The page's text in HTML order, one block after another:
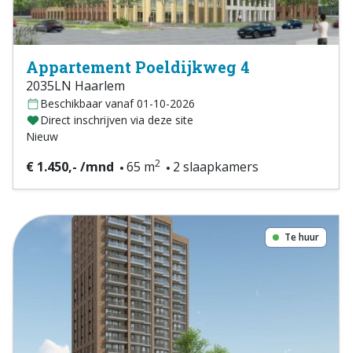
Appartement Poeldijkweg 4
2035LN Haarlem
Beschikbaar vanaf 01-10-2026
Direct inschrijven via deze site
Nieuw
€ 1.450,- /mnd 65 m2 2 slaapkamers
Te huur